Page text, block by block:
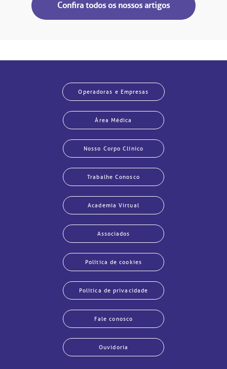
Confira todos os nossos artigos
Operadoras e Empresas
Área Médica
Nosso Corpo Clínico
Trabalhe Conosco
Academia Virtual
Associados
Política de cookies
Política de privacidade
Fale conosco
Ouvidoria